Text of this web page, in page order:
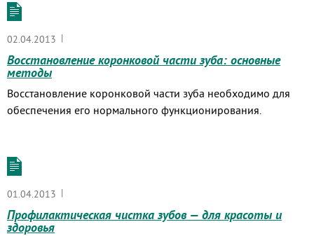
02.04.2013 |
Восстановление коронковой части зуба: основные
методы
Восстановление коронковой части зуба необходимо для
обеспечения его нормального функционирования.
01.04.2013 |
Профилактическая чистка зубов — для красоты и
здоровья